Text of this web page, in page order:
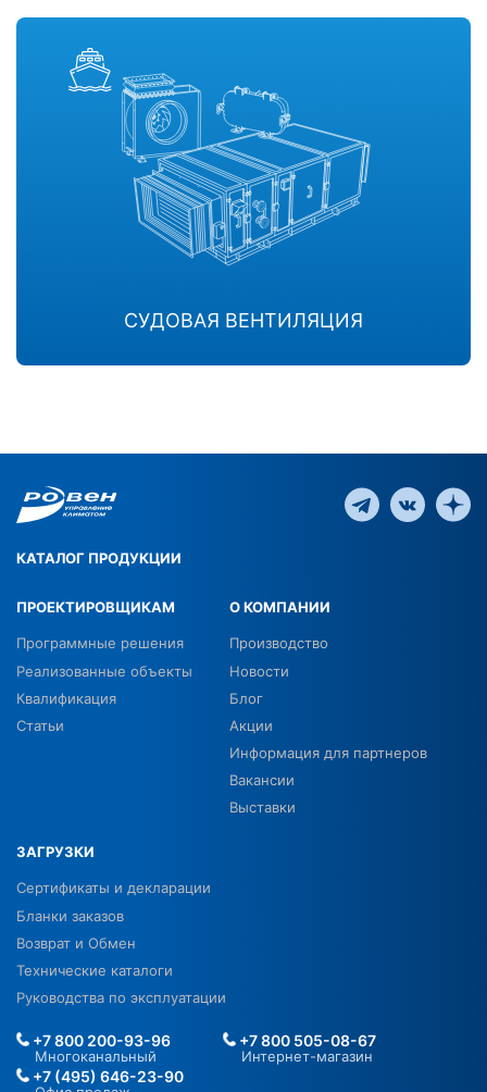
СУДОВАЯ ВЕНТИЛЯЦИЯ
КАТАЛОГ ПРОДУКЦИИ
ПРОЕКТИРОВЩИКАМ
Программные решения
Реализованные объекты
Квалификация
Статьи
О КОМПАНИИ
Производство
Новости
Блог
Акции
Информация для партнеров
Вакансии
Выставки
ЗАГРУЗКИ
Сертификаты и декларации
Бланки заказов
Возврат и Обмен
Технические каталоги
Руководства по эксплуатации
+7 800 200-93-96
Многоканальный
+7 800 505-08-67
Интернет-магазин
+7 (495) 646-23-90